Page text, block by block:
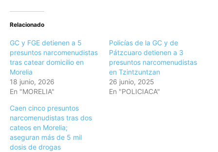
Relacionado
GC y FGE detienen a 5
presuntos narcomenudistas
tras catear domicilio en
Morelia
18 junio, 2026
En "MORELIA"
Policías de la GC y de
Pátzcuaro detienen a 3
presuntos narcomenudistas
en Tzintzuntzan
26 junio, 2025
En "POLICIACA"
Caen cinco presuntos
narcomenudistas tras dos
cateos en Morelia;
aseguran más de 5 mil
dosis de drogas